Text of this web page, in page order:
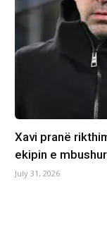
Xavi pranë
ekipin e
July 31, 2026